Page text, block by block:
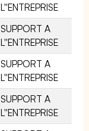
L''ENTREPRISE
SUPPORT A
L''ENTREPRISE
SUPPORT A
L''ENTREPRISE
SUPPORT A
L''ENTREPRISE